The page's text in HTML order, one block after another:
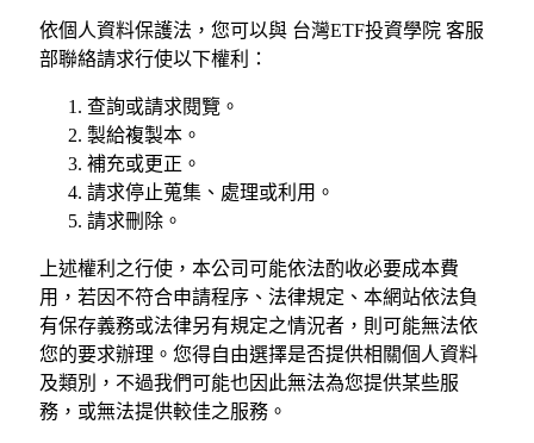
依個人資料保護法，您可以與 台灣ETF投資學院 客服
部聯絡請求行使以下權利：
查詢或請求閱覽。
製給複製本。
補充或更正。
請求停止蒐集、處理或利用。
請求刪除。
上述權利之行使，本公司可能依法酌收必要成本費
用，若因不符合申請程序、法律規定、本網站依法負
有保存義務或法律另有規定之情況者，則可能無法依
您的要求辦理。您得自由選擇是否提供相關個人資料
及類別，不過我們可能也因此無法為您提供某些服
務，或無法提供較佳之服務。